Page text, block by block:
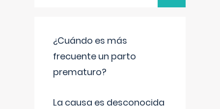
¿Cuándo es más
frecuente un parto
prematuro?
La causa es desconocida